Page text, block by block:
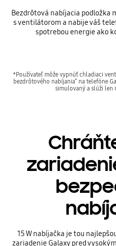
Bezdrôtová nabíjacia podložka
s ventilátorom a nabije váš
spotrebou energie ako
*Používateľ môže vypnúť chladiaci
bezdrôtového nabíjania“ na telefóne
simulovaný a slúži len
15 W nabíjačka je tou
zariadenie Galaxy pred